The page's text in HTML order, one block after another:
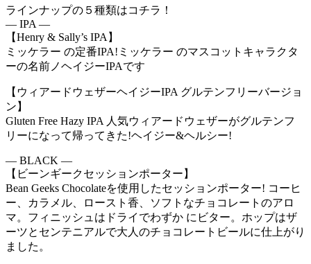
ラインナップの５種類はコチラ！
— IPA —
【Henry & Sally’s IPA】
ミッケラー の定番IPA!ミッケラー のマスコットキャラクタ
ーの名前ノヘイジーIPAです
【ウィアードウェザーヘイジーIPA グルテンフリーバージョ
ン】
Gluten Free Hazy IPA 人気ウィアードウェザーがグルテンフ
リーになって帰ってきた!ヘイジー&ヘルシー!
— BLACK —
【ビーンギークセッションポーター】
Bean Geeks Chocolateを使用したセッションポーター! コーヒ
ー、カラメル、ロースト香、ソフトなチョコレートのアロ
マ。フィニッシュはドライでわずか にビター。ホップはザ
ーツとセンテニアルで大人のチョコレートビールに仕上がり
ました。